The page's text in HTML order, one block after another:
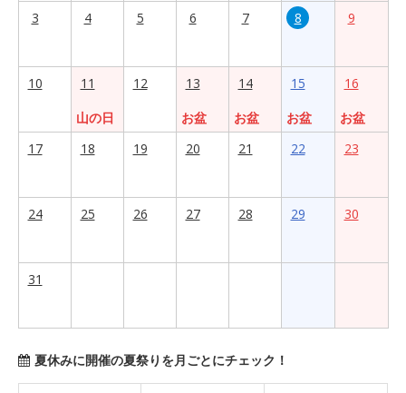
3 4 5 6 7 8 9
10
11
山の日
12
13
お盆
14
お盆
15
お盆
16
お盆
17
18 19 20 21 22 23
24 25 26 27 28 29 30
31
夏休みに開催の夏祭りを月ごとにチェック！